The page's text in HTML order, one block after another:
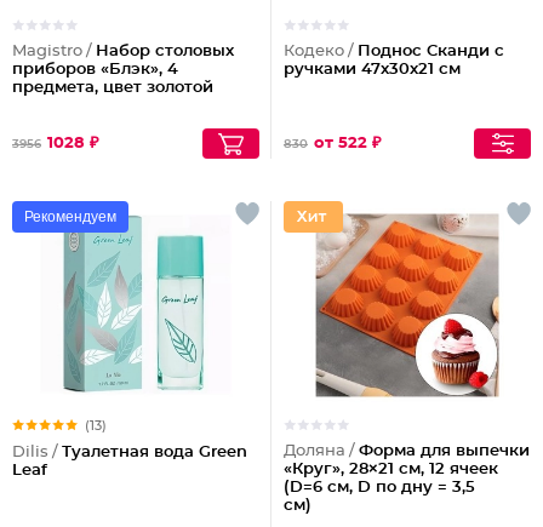
Magistro / Набор столовых
приборов «Блэк», 4
предмета, цвет золотой
3956 1028 ₽
Кодеко / Поднос Cканди с
ручками 47х30х21 см
830 от 522 ₽
Рекомендуем
(13)
Dilis / Туалетная вода Green
Leaf
Доляна / Форма для выпечки
«Круг», 28×21 см, 12 ячеек
(D=6 см, D по дну = 3,5
см)